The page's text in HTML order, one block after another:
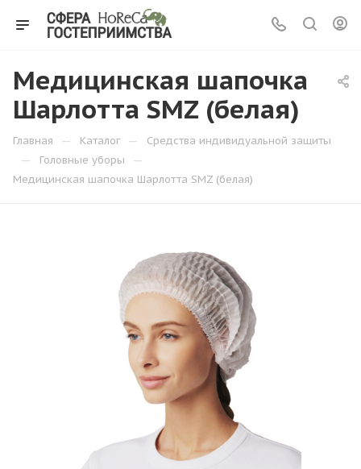
Медицинская шапочка
Шарлотта SMZ (белая)
Главная — Каталог — Средства индивидуальной защиты
— Головные уборы —
Медицинская шапочка Шарлотта SMZ (белая)